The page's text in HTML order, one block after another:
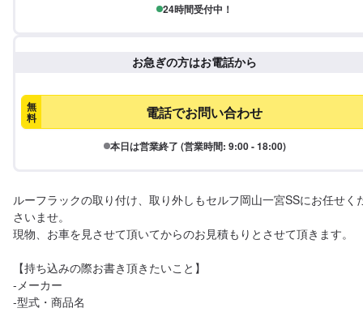
24時間受付中！
お急ぎの方はお電話から
無
料 電話でお問い合わせ
本日は営業終了 (営業時間: 9:00 - 18:00)
ルーフラックの取り付け、取り外しもセルフ岡山一宮SSにお任せく
さいませ。
現物、お車を見させて頂いてからのお見積もりとさせて頂きます。
【持ち込みの際お書き頂きたいこと】
-メーカー
-型式・商品名